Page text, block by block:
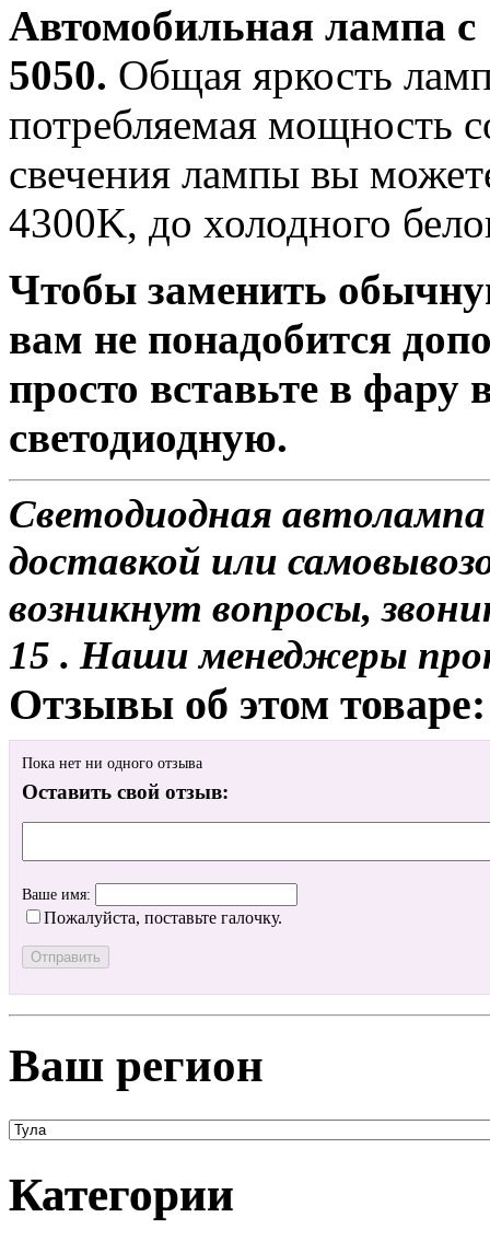
Автомобильная лампа
5050. Общая яркость
потребляемая мощность
свечения лампы вы
4300K, до холодного
Чтобы заменить
вам не понадобится
просто вставьте в
светодиодную.
Светодиодная
доставкой или
возникнут вопросы,
15 . Наши менеджеры
Отзывы об этом товаре:
Пока нет ни одного отзыва
Оставить свой отзыв:
Ваше имя:
Пожалуйста, поставьте галочку.
Ваш регион
Категории